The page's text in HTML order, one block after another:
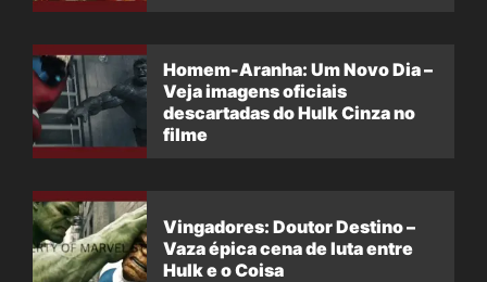
Homem-Aranha: Um Novo Dia –
Veja imagens oficiais
descartadas do Hulk Cinza no
filme
Vingadores: Doutor Destino –
Vaza épica cena de luta entre
Hulk e o Coisa